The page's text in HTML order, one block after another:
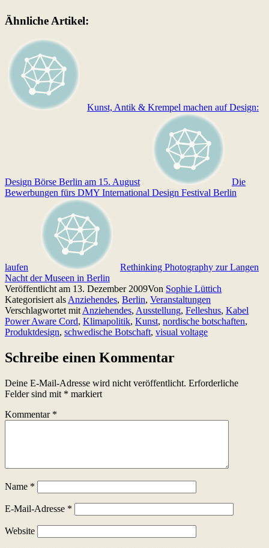
Ähnliche Artikel:
Kunst, Antik & Krempel machen auf Design:
Design Börse Berlin am 15. August
Die
Bewerbungen fürs DMY International Design Festival Berlin
laufen
Rethinking Photography zur Langen
Nacht der Museen in Berlin
Veröffentlicht am 13. Dezember 2009Von Sophie Lüttich
Kategorisiert alsAnziehendes, Berlin, Veranstaltungen
Verschlagwortet mitAnziehendes, Ausstellung, Felleshus, Kabel
Power Aware Cord, Klimapolitik, Kunst, nordische botschaften,
Produktdesign, schwedische Botschaft, visual voltage
Schreibe einen Kommentar
Deine E-Mail-Adresse wird nicht veröffentlicht. Erforderliche
Felder sind mit * markiert
Kommentar *
Name *
E-Mail-Adresse *
Website